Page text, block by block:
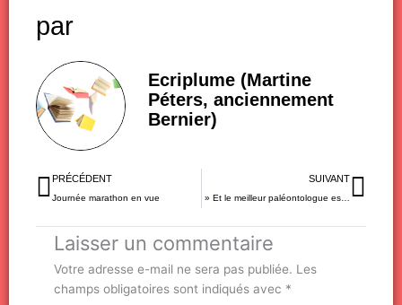
par
Ecriplume (Martine
Péters, anciennement
Bernier)
Précédent
PRÉCÉDENT
Journée marathon en vue
SUIVANT
» Et le meilleur paléontologue est… »
Laisser un commentaire
Votre adresse e-mail ne sera pas publiée. Les
champs obligatoires sont indiqués avec *